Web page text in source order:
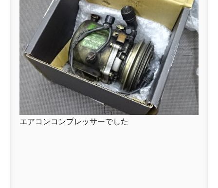
エアコンコンプレッサーでした